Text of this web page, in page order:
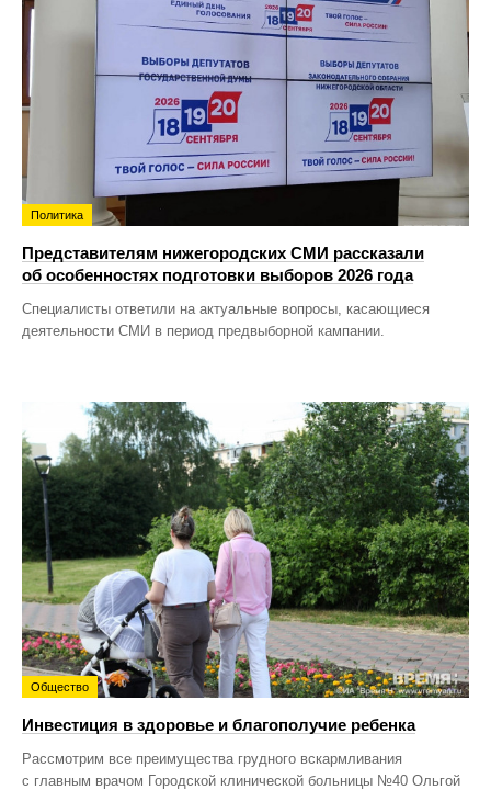
Политика
Представителям нижегородских СМИ рассказали
об особенностях подготовки выборов 2026 года
Специалисты ответили на актуальные вопросы, касающиеся
деятельности СМИ в период предвыборной кампании.
Общество
Инвестиция в здоровье и благополучие ребенка
Рассмотрим все преимущества грудного вскармливания
с главным врачом Городской клинической больницы №40 Ольгой